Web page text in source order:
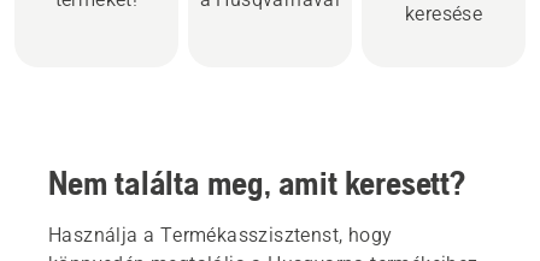
keresése
Nem találta meg, amit keresett?
Használja a Termékasszisztenst, hogy